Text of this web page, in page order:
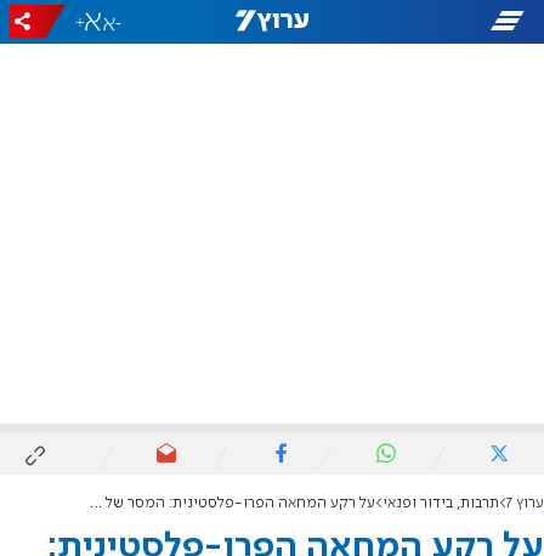
-
+
ערוץ 7 תרבות, בידור ופנאי על רקע המחאה הפרו-פלסטינית: המסר של חנן בן ארי לקהל בפריז
על רקע המחאה הפרו-פלסטינית: